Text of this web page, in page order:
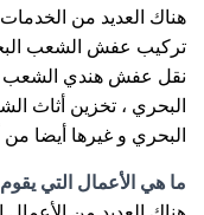
هناك العديد من
تركيب عفش الشعب
نقل عفش هندي الشعب
البحري ، تخزين أثاث
البحري و غيرها أيضا
ما هي الأعمال التي